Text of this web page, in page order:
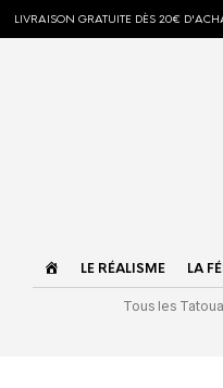
LIVRAISON GRATUITE DÈS 20€
ACCUEIL
LE RÉALISME LA
Tous les